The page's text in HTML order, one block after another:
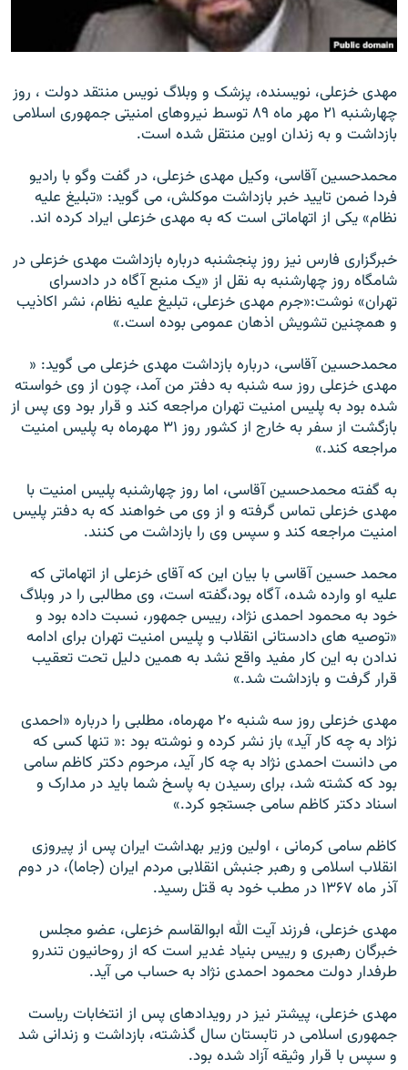
زبان‌های دیگر
مهدی خزعلی، نويسنده، پزشک و وبلاگ نويس منتقد دولت ، روز
چهارشنبه ٢١ مهر ماه ۸۹ توسط نيروهای امنيتی جمهوری اسلامی
بازداشت و به زندان اوين منتقل شده است.
محمدحسين آقاسی، وکيل مهدی خزعلی، در گفت وگو با راديو
فردا ضمن تاييد خبر بازداشت موکلش، می گويد: «تبليغ عليه
نظام» يکی از اتهاماتی است که به مهدی خزعلی ايراد کرده اند.
خبرگزاری فارس نيز روز پنجشنبه درباره بازداشت مهدی خزعلی در
شامگاه روز چهارشنبه به نقل از «يک منبع آگاه در دادسرای
تهران» نوشت:«جرم مهدی خزعلی، تبليغ عليه نظام، نشر اکاذيب
و همچنين تشويش اذهان عمومی بوده است.»
محمدحسين آقاسی، درباره بازداشت مهدی خزعلی می گويد: «
مهدی خزعلی روز سه شنبه به دفتر من آمد، چون از وی خواسته
شده بود به پليس امنيت تهران مراجعه کند و قرار بود وی پس از
بازگشت از سفر به خارج از کشور روز ۳۱ مهرماه به پليس امنيت
مراجعه کند.»
به گفته محمدحسين آقاسی، اما روز چهارشنبه پليس امنيت با
مهدی خزعلی تماس گرفته و از وی می خواهند که به دفتر پليس
امنيت مراجعه کند و سپس وی را بازداشت می کنند.
محمد حسين آقاسی با بیان این که آقای خزعلی از اتهاماتی که
عليه او وارده شده، آگاه بود،‌گفته است، وی مطالبی را در وبلاگ
خود به محمود احمدی نژاد، رييس جمهور، نسبت داده بود و
«توصيه های دادستانی انقلاب و پليس امنيت تهران برای ادامه
ندادن به اين کار مفيد واقع نشد به همين دليل تحت تعقيب
قرار گرفت و بازداشت شد.»
مهدی خزعلی روز سه شنبه ۲۰ مهرماه، مطلبی را درباره «احمدی
نژاد به چه کار آيد» باز نشر کرده و نوشته بود :« تنها کسی که
می دانست احمدی نژاد به چه کار آيد، مرحوم دکتر کاظم سامی
بود که کشته شد، برای رسيدن به پاسخ شما بايد در مدارک و
اسناد دکتر کاظم سامی جستجو کرد.»
کاظم سامی کرمانی ، اولين وزير بهداشت ايران پس از پيروزی
انقلاب اسلامی و رهبر جنبش انقلابی مردم ايران (جاما)، در دوم
آذر ماه ۱۳۶۷ در مطب خود به قتل رسيد.
مهدی خزعلی، فرزند آيت الله ابوالقاسم خزعلی، عضو مجلس
خبرگان رهبری و رييس بنياد غدير است که از روحانيون تندرو
طرفدار دولت محمود احمدی نژاد به حساب می آيد.
مهدی خزعلی، پيشتر نيز در رويدادهای پس از انتخابات رياست
جمهوری اسلامی در تابستان سال گذشته، بازداشت و زندانی شد
و سپس با قرار وثيقه آزاد شده بود.